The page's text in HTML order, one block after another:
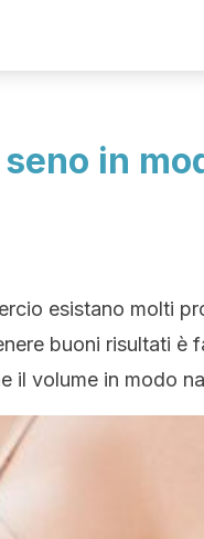
in
esistano molti
buoni risultati è
il volume in modo